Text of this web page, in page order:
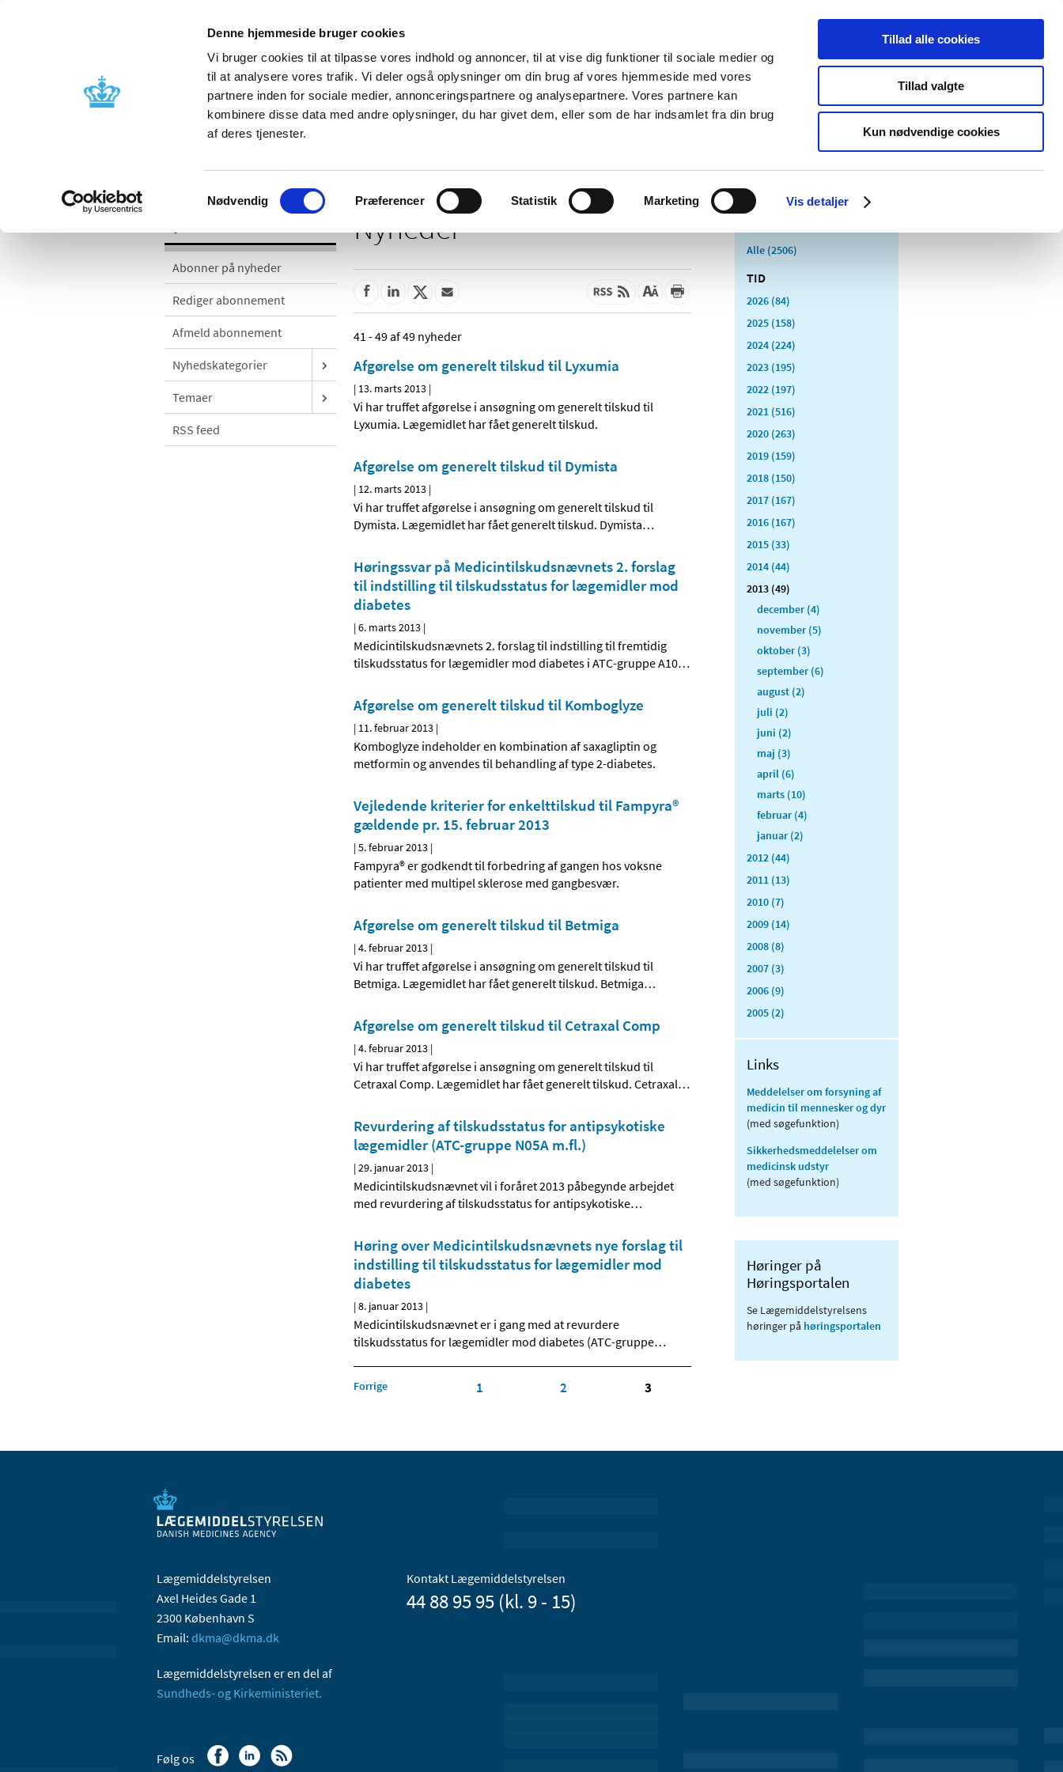
Denne hjemmeside bruger cookies
Vi bruger cookies til at tilpasse vores indhold og annoncer, til at vise dig funktioner til sociale medier og
til at analysere vores trafik. Vi deler også oplysninger om din brug af vores hjemmeside med vores
partnere inden for sociale medier, annonceringspartnere og analysepartnere. Vores partnere kan
kombinere disse data med andre oplysninger, du har givet dem, eller som de har indsamlet fra din brug
af deres tjenester.
Samtykkevalg
Nødvendig Præferencer Statistik Marketing Vis detaljer
Tillad alle cookies
Tillad valgte
Kun nødvendige cookies
Nyheder Om os Kontakt Udgivelser
Godkendelse og
Bivirkninger og
produktinformation
Tilskud og
Apoteker og salg af
Medicinsk
Særlige
produktområder
Abonner på nyheder
Rediger abonnement
Afmeld abonnement
Nyhedskategorier
Temaer
RSS feed
Nyheder
41 - 49 af 49 nyheder
Afgørelse om generelt tilskud til Lyxumia
| 13. marts 2013 |
Vi har truffet afgørelse i ansøgning om generelt tilskud til
Lyxumia. Lægemidlet har fået generelt tilskud.
Afgørelse om generelt tilskud til Dymista
| 12. marts 2013 |
Vi har truffet afgørelse i ansøgning om generelt tilskud til
Dymista. Lægemidlet har fået generelt tilskud. Dymista…
Høringssvar på Medicintilskuds­nævnets 2. forslag
til indstilling til tilskudsstatus for lægemidler mod
diabetes
|6. marts 2013 |
Medicintilskudsnævnets 2. forslag til indstilling til fremtidig
tilskudsstatus for lægemidler mod diabetes i ATC-gruppe A10…
Afgørelse om generelt tilskud til Komboglyze
| 11. februar 2013 |
Komboglyze indeholder en kombination af saxagliptin og
metformin og anvendes til behandling af type 2-diabetes.
Vejledende kriterier for enkelttilskud til Fampyra®
gældende pr. 15. februar 2013
|5. februar 2013 |
Fampyra® er godkendt til forbedring af gangen hos voksne
patienter med multipel sklerose med gangbesvær.
Afgørelse om generelt tilskud til Betmiga
|4. februar 2013 |
Vi har truffet afgørelse i ansøgning om generelt tilskud til
Betmiga. Lægemidlet har fået generelt tilskud. Betmiga…
Afgørelse om generelt tilskud til Cetraxal Comp
|4. februar 2013 |
Vi har truffet afgørelse i ansøgning om generelt tilskud til
Cetraxal Comp. Lægemidlet har fået generelt tilskud. Cetraxal…
Revurdering af tilskudsstatus for antipsykotiske
lægemidler (ATC-gruppe N05A m.fl.)
|29. januar 2013 |
Medicintilskudsnævnet vil i foråret 2013 påbegynde arbejdet
med revurdering af tilskudsstatus for antipsykotiske…
Høring over Medicintilskuds­nævnets nye forslag til
indstilling til tilskudsstatus for lægemidler mod
diabetes
|8. januar 2013 |
Medicintilskudsnævnet er i gang med at revurdere
tilskudsstatus for lægemidler mod diabetes (ATC-gruppe…
Forrige 1 2 3
Alle (2506)
TID
2026 (84)
2025 (158)
2024 (224)
2023 (195)
2022 (197)
2021 (516)
2020 (263)
2019 (159)
2018 (150)
2017 (167)
2016 (167)
2015 (33)
2014 (44)
2013 (49)
december (4)
november (5)
oktober (3)
september (6)
august (2)
juli (2)
juni (2)
maj (3)
april (6)
marts (10)
februar (4)
januar (2)
2012 (44)
2011 (13)
2010 (7)
2009 (14)
2008 (8)
2007 (3)
2006 (9)
2005 (2)
Links
Meddelelser om forsyning af
medicin til mennesker og dyr
(med søgefunktion)
Sikkerhedsmeddelelser om
medicinsk udstyr
(med søgefunktion)
Høringer på
Høringsportalen
Se Lægemiddelstyrelsens
høringer på høringsportalen
Lægemiddelstyrelsen
Axel Heides Gade 1
2300 København S
Email: dkma@dkma.dk
Lægemiddelstyrelsen er en del af
Sundheds- og Kirkeministeriet.
Kontakt Lægemiddelstyrelsen
44 88 95 95 (kl. 9 - 15)
Følg os